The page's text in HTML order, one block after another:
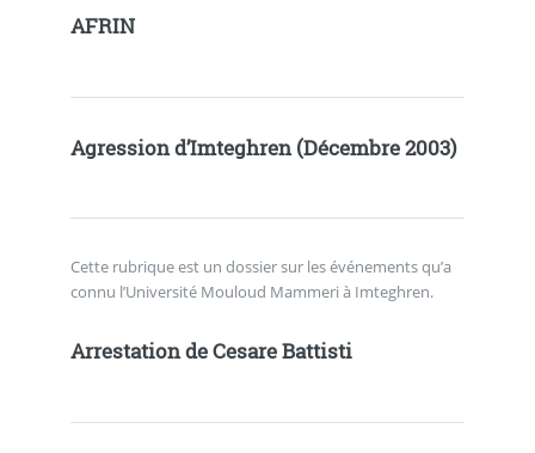
AFRIN
Agression d’Imteghren (Décembre 2003)
Cette rubrique est un dossier sur les événements qu’a
connu l’Université Mouloud Mammeri à Imteghren.
Arrestation de Cesare Battisti